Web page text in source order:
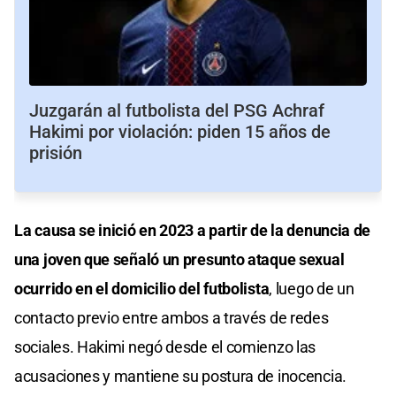
Juzgarán al futbolista del PSG Achraf
Hakimi por violación: piden 15 años de
prisión
La causa se inició en 2023 a partir de la denuncia de
una joven que señaló un presunto ataque sexual
ocurrido en el domicilio del futbolista, luego de un
contacto previo entre ambos a través de redes
sociales. Hakimi negó desde el comienzo las
acusaciones y mantiene su postura de inocencia.